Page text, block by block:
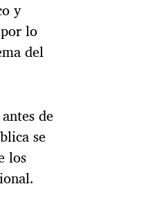
y
lo
del
de
se
los